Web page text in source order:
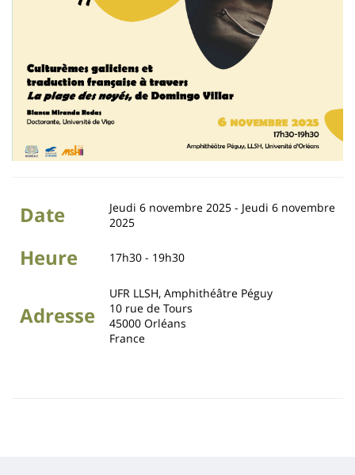
Date Jeudi 6 novembre 2025 - Jeudi 6 novembre
2025
Heure 17h30 - 19h30
Adresse
UFR LLSH, Amphithéâtre Péguy
10 rue de Tours
45000 Orléans
France